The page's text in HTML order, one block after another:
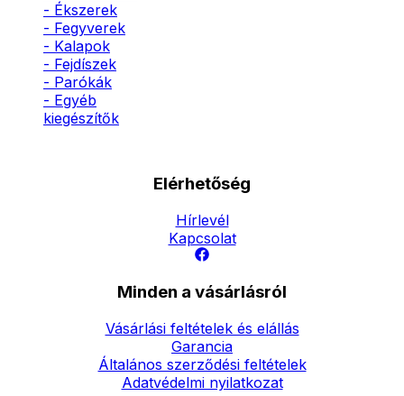
- Ékszerek
- Fegyverek
- Kalapok
- Fejdíszek
- Parókák
- Egyéb
kiegészítők
Elérhetőség
Hírlevél
Kapcsolat
Minden a vásárlásról
Vásárlási feltételek és elállás
Garancia
Általános szerződési feltételek
Adatvédelmi nyilatkozat